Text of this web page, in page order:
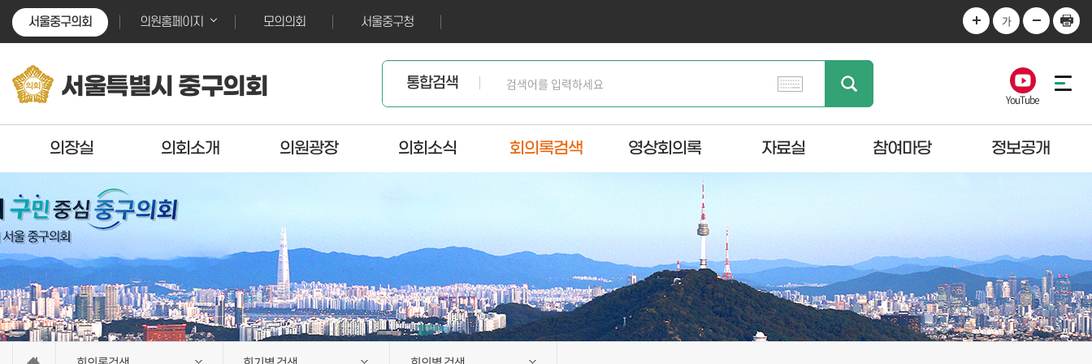
본문바로가기
본문바로가기
서울중구의회 의원홈페이지 모의의회 서울중구청 가
서울특별시 중구의회
YouTube
통합검색
의장실 의회소개 의원광장 의회소식 회의록검색 영상회의록 자료실 참여마당 정보공개